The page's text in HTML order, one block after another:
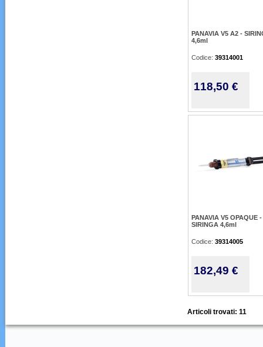
PANAVIA V5 A2 -
4,6ml
Codice: 39314001
118,50 €
PANAVIA V5 OPAQUE -
SIRINGA 4,6ml
Codice: 39314005
182,49 €
Articoli trovati: 11